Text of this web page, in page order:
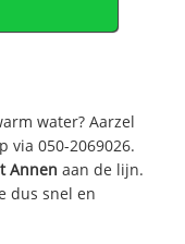
water? Aarzel
via 050-2069026.
Annen aan de lijn.
dus snel en